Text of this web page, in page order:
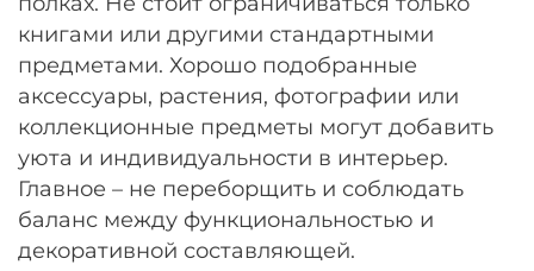
книгами или другими стандартными
предметами. Хорошо подобранные
аксессуары, растения, фотографии или
коллекционные предметы могут добавить
уюта и индивидуальности в интерьер.
Главное – не переборщить и соблюдать
баланс между функциональностью и
декоративной составляющей.